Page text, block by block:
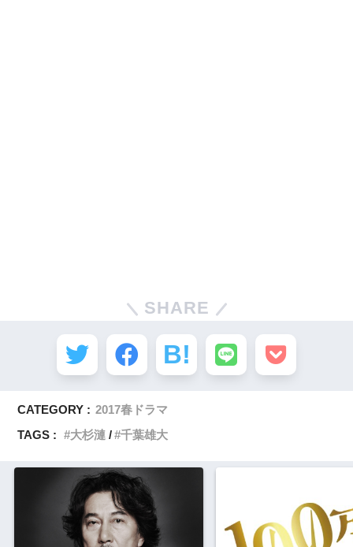
SHARE
CATEGORY : 2017春ドラマ
TAGS :
大杉漣 千葉雄大